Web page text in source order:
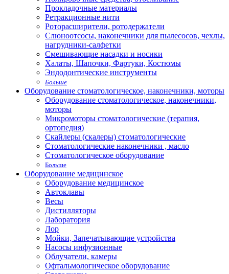
Прокладочные материалы
Ретракционные нити
Роторасширители, ротодержатели
Слюноотсосы, наконечники для пылесосов, чехлы,
нагрудники-салфетки
Смешивающие насадки и носики
Халаты, Шапочки, Фартуки, Костюмы
Эндодонтические инструменты
Больше
Оборудование стоматологическое, наконечники, моторы
Оборудование стоматологическое, наконечники,
моторы
Микромоторы стоматологические (терапия,
ортопедия)
Скайлеры (скалеры) стоматологические
Стоматологические наконечники , масло
Стоматологическое оборудование
Больше
Оборудование медицинское
Оборудование медицинское
Автоклавы
Весы
Дистилляторы
Лаборатория
Лор
Мойки, Запечатывающие устройства
Насосы инфузионные
Облучатели, камеры
Офтальмологическое оборудование